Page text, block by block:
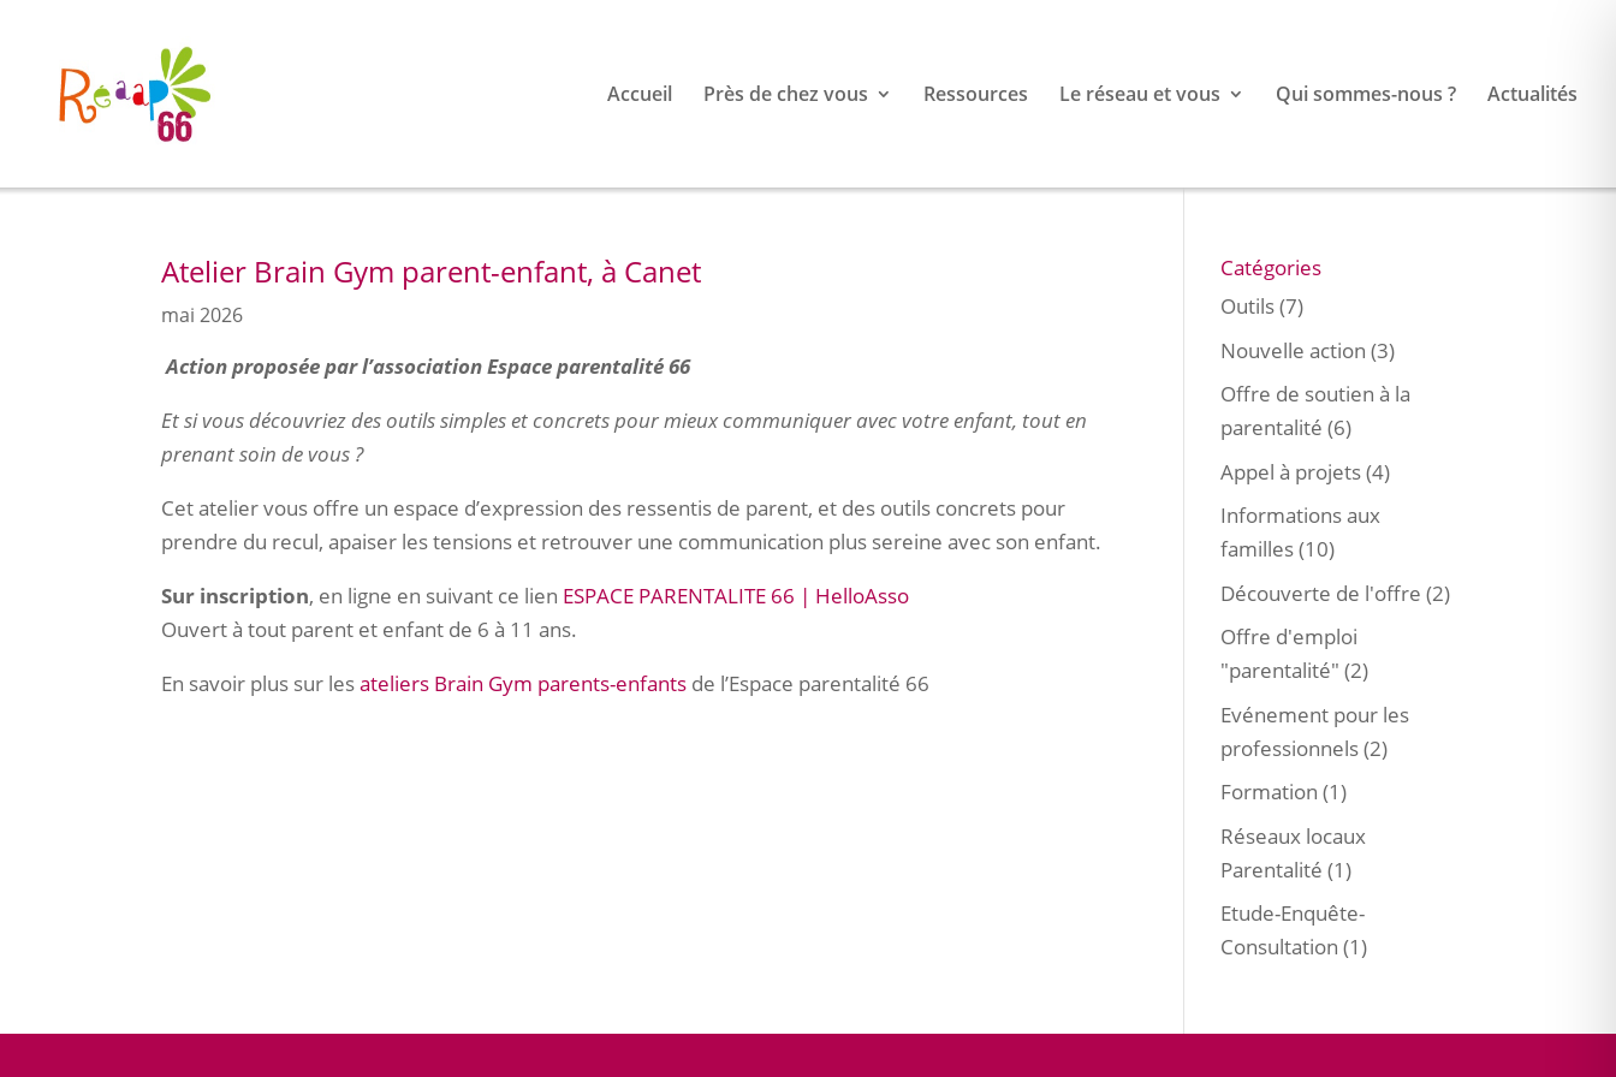
Accueil Près de chez vous Ressources Le réseau et vous Qui sommes-nous ? Actualités
Atelier Brain Gym parent-enfant, à Canet
mai 2026
Action proposée par l’association Espace parentalité 66
Et si vous découvriez des outils simples et concrets pour mieux communiquer avec votre enfant, tout en
prenant soin de vous ?
Cet atelier vous offre un espace d’expression des ressentis de parent, et des outils concrets pour
prendre du recul, apaiser les tensions et retrouver une communication plus sereine avec son enfant.
Sur inscription, en ligne en suivant ce lien ESPACE PARENTALITE 66 | HelloAsso
Ouvert à tout parent et enfant de 6 à 11 ans.
En savoir plus sur lesateliers Brain Gym parents-enfants de l’Espace parentalité 66
Catégories
Outils(7)
Nouvelle action (3)
Offre de soutien à la
parentalité (6)
Appel à projets(4)
Informations aux
familles(10)
Découverte de l'offre (2)
Offre d'emploi
"parentalité" (2)
Evénement pour les
professionnels(2)
Formation (1)
Réseaux locaux
Parentalité (1)
Etude-Enquête-
Consultation (1)